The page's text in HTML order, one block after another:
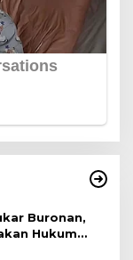
Buronan,
Hukum